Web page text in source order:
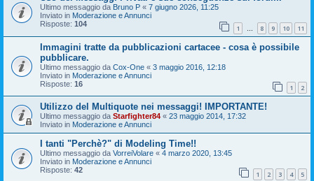
Ultimo messaggio da Bruno P « 7 giugno 2026, 11:25
Inviato in Moderazione e Annunci
Risposte: 104 1 … 8 9 10 11
Immagini tratte da pubblicazioni cartacee - cosa è possibile
pubblicare.
Ultimo messaggio da Cox-One « 3 maggio 2016, 12:18
Inviato in Moderazione e Annunci
Risposte: 16 1 2
Utilizzo del Multiquote nei messaggi! IMPORTANTE!
Ultimo messaggio da Starfighter84 « 23 maggio 2014, 17:32
Inviato in Moderazione e Annunci
I tanti "Perchè?" di Modeling Time!!
Ultimo messaggio da VorreiVolare « 4 marzo 2020, 13:45
Inviato in Moderazione e Annunci
Risposte: 42 1 2 3 4 5